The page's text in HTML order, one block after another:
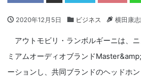
2020年12月5日 ビジネス 横田康
アウトモビリ・ランボルギーニは、
ミアムオーディオブランド
ーションし、共同ブランドのヘッドホ